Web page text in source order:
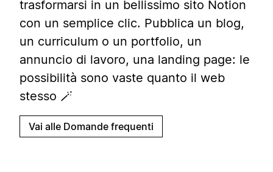
trasformarsi in un bellissimo sito Notion
con un semplice clic. Pubblica un blog,
un curriculum o un portfolio, un
annuncio di lavoro, una landing page: le
possibilità sono vaste quanto il web
stesso 🪄
Vai alle Domande frequenti